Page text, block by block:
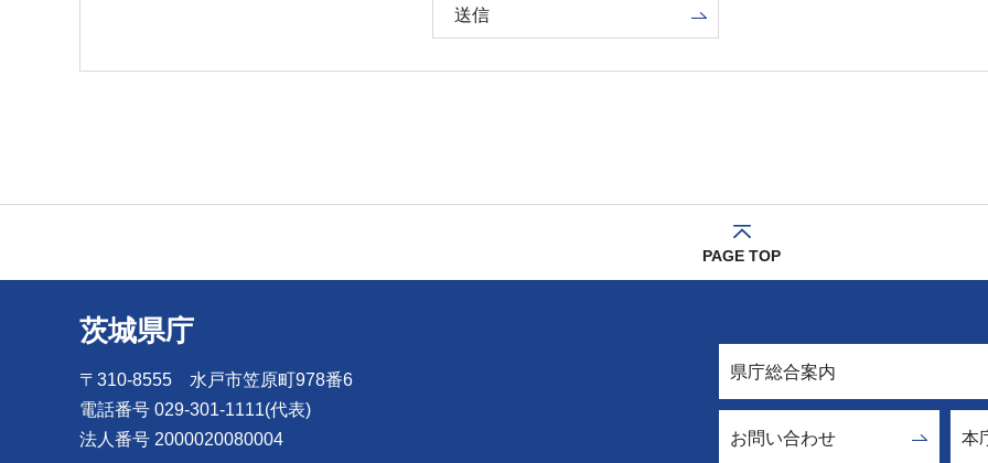
PAGE TOP
茨城県庁
〒310-8555 水戸市笠原町978番6
電話番号 029-301-1111(代表)
法人番号 2000020080004
県庁総合案内
お問い合わせ 本